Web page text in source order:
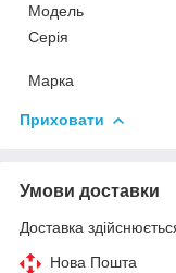
Модель
Серія
Марка
Приховати
Умови доставки
Доставка
Нова Пошта